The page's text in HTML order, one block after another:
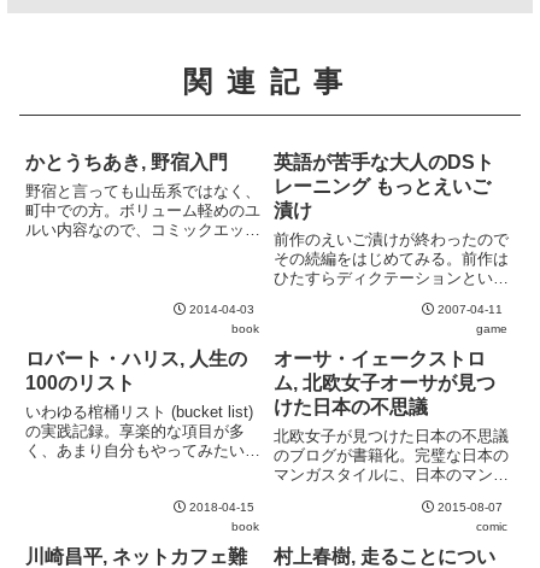
関連記事
かとうちあき, 野宿入門
野宿と言っても山岳系ではなく、
町中での方。ボリューム軽めのユ
ルい内容なので、コミックエッセ
2014-04-03
book
英語が苦手な大人のDSト
レーニング もっとえいご
漬け
前作のえいご漬けが終わったので
その続編をはじめてみる。前作は
ひたすらディクテーションという
ったが、今作は飽きさせない工夫
を感じる手書き文字の癖を登録で
きるのはありがたい。しかしその
弊害か、認識速度と未登録時の
認...
2007-04-11
game
ロバート・ハリス, 人生の
100のリスト
いわゆる棺桶リスト (bucket list)
の実践記録。享楽的な項目が多
く、あまり自分もやってみたいと
ての読書や世界中を旅しながら生
きることくらいか。それでも、棺
桶リストを作る...
2018-04-15
book
オーサ・イェークストロ
ム, 北欧女子オーサが見つ
けた日本の不思議
北欧女子が見つけた日本の不思議
のブログが書籍化。完璧な日本の
マンガスタイルに、日本のマンガ
くなる。内容はほのぼの日常エッ
2015-08-07
comic
川崎昌平, ネットカフェ難
村上春樹, 走ることについ